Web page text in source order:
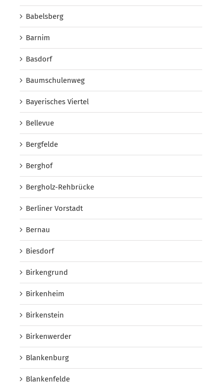
Babelsberg
Barnim
Basdorf
Baumschulenweg
Bayerisches Viertel
Bellevue
Bergfelde
Berghof
Bergholz-Rehbrücke
Berliner Vorstadt
Bernau
Biesdorf
Birkengrund
Birkenheim
Birkenstein
Birkenwerder
Blankenburg
Blankenfelde